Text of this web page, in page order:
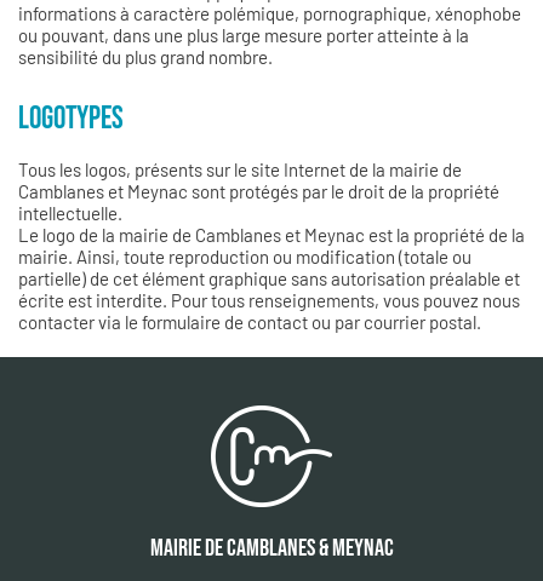
informations à caractère polémique, pornographique, xénophobe
ou pouvant, dans une plus large mesure porter atteinte à la
sensibilité du plus grand nombre.
LOGOTYPES
Tous les logos, présents sur le site Internet de la mairie de
Camblanes et Meynac sont protégés par le droit de la propriété
intellectuelle.
Le logo de la mairie de Camblanes et Meynac est la propriété de la
mairie. Ainsi, toute reproduction ou modification (totale ou
partielle) de cet élément graphique sans autorisation préalable et
écrite est interdite. Pour tous renseignements, vous pouvez nous
contacter via le formulaire de contact ou par courrier postal.
MAIRIE DE CAMBLANES & MEYNAC